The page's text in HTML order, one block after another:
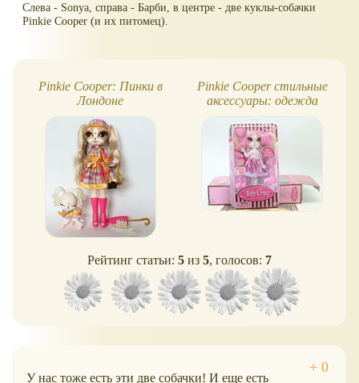
Слева - Sonya, справа - Барби, в центре - две куклы-собачки
Pinkie Cooper (и их питомец).
Pinkie Cooper: Пинки в
Лондоне
Pinkie Cooper стильные
аксессуары: одежда
Рейтинг статьи: 5 из 5, голосов: 7
У нас тоже есть эти две собачки! И еще есть